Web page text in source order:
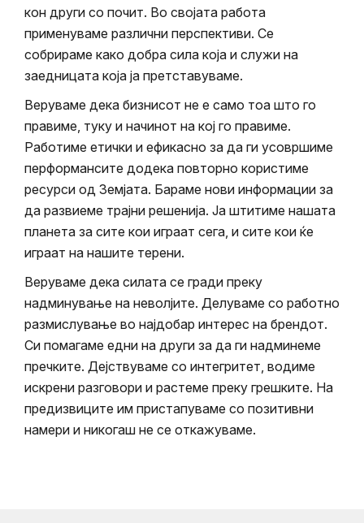
кон други со почит. Во својата работа
применуваме различни перспективи. Се
собрираме како добра сила која и служи на
заедницата која ја претставуваме.
Веруваме дека бизнисот не е само тоа што го
правиме, туку и начинот на кој го правиме.
Работиме етички и ефикасно за да ги усовршиме
перформансите додека повторно користиме
ресурси од Земјата. Бараме нови информации за
да развиеме трајни решенија. Ја штитиме нашата
планета за сите кои играат сега, и сите кои ќе
играат на нашите терени.
Веруваме дека силата се гради преку
надминување на неволјите. Делуваме со работно
размислување во најдобар интерес на брендот.
Си помагаме едни на други за да ги надминеме
пречките. Дејствуваме со интегритет, водиме
искрени разговори и растеме преку грешките. На
предизвиците им пристапуваме со позитивни
намери и никогаш не се откажуваме.